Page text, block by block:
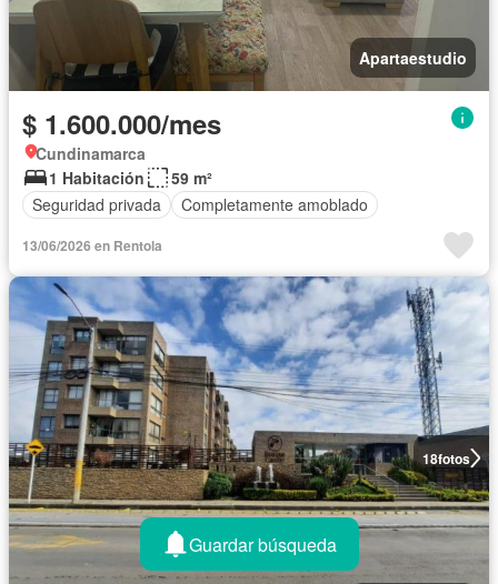
Apartaestudio
$ 1.600.000/mes
Cundinamarca
1 Habitación
59 m²
Seguridad privada
Completamente amoblado
13/06/2026 en Rentola
18fotos
Guardar búsqueda